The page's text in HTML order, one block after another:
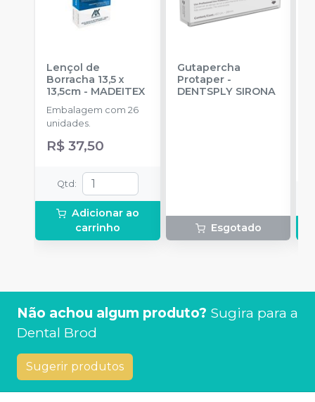
Lençol de
Borracha 13,5 x
13,5cm - MADEITEX
Embalagem com 26
unidades.
R$ 37,50
Qtd :
Adicionar ao
carrinho
Gutapercha
Protaper-
DENTSPLY SIRONA
Esgotado
Não achou algum produto? Sugira para a
Dental Brod
Sugerir produtos